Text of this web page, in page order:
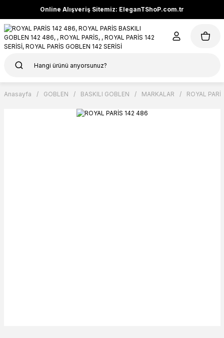
Online Alışveriş Sitemiz: EleganTShoP.com.tr
Anasayfa GOBLEN BASKILI GOBLEN MARKALAR ROYAL